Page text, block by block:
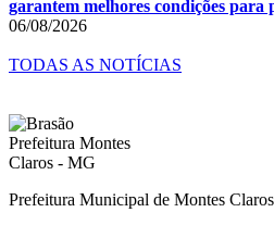
garantem melhores condições para
06/08/2026
TODAS AS NOTÍCIAS
Prefeitura Municipal de Montes Claros